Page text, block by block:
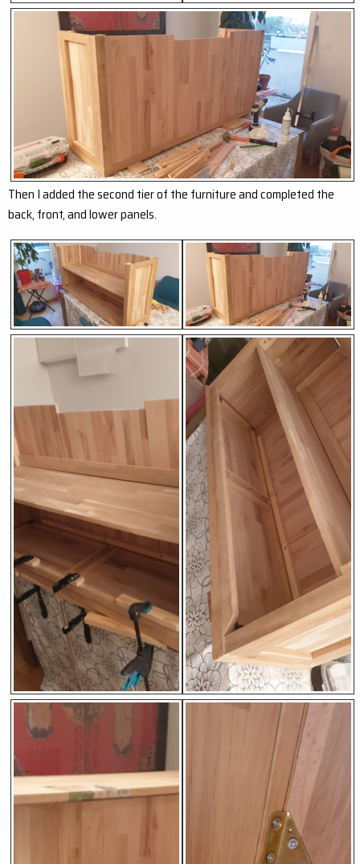
Then I added the second tier of the furniture and completed the
back, front, and lower panels.